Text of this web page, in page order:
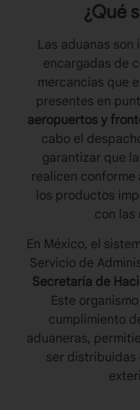
¿Qué
Las aduanas son
encargadas de
mercancías que
presentes en
aeropuertos y
cabo el
garantizar que
realicen conforme
los productos
con las
En México, el
Servicio de
Secretaría de
Este
cumplimiento
aduaneras,
ser distribuidas